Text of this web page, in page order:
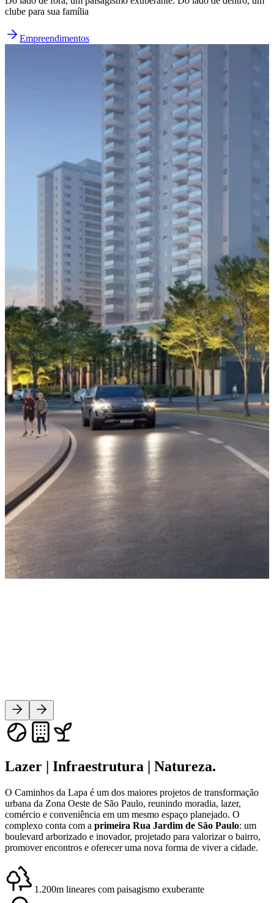
clube para sua família
Empreendimentos
Lazer | Infraestrutura | Natureza.
O Caminhos da Lapa é um dos maiores projetos de transformação
urbana da Zona Oeste de São Paulo, reunindo moradia, lazer,
comércio e conveniência em um mesmo espaço planejado. O
complexo conta com a primeira Rua Jardim de São Paulo: um
boulevard arborizado e inovador, projetado para valorizar o bairro,
promover encontros e oferecer uma nova forma de viver a cidade.
1.200m lineares com paisagismo exuberante